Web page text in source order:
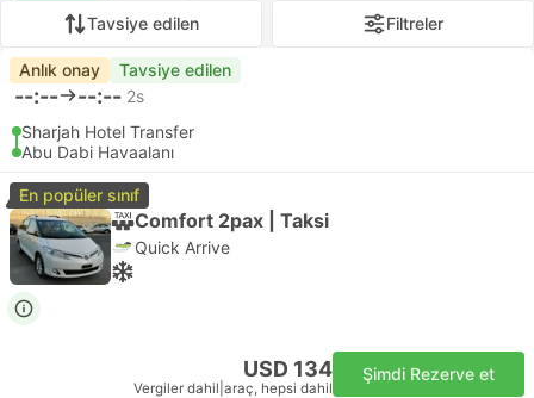
Tavsiye edilen Filtreler
Anlık onay Tavsiye edilen
--:-- --:-- 2s
Sharjah Hotel Transfer
Abu Dabi Havaalanı
En popüler sınıf
Comfort 2pax | Taksi
Quick Arrive
USD 134
Vergiler dahil araç, hepsi dahil
Şimdi Rezerve et